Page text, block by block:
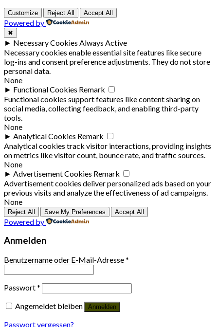
Customize Reject All Accept All
Powered by
✖
► Necessary Cookies Always Active
Necessary cookies enable essential site features like secure
log-ins and consent preference adjustments. They do not store
personal data.
None
► Functional Cookies Remark
Functional cookies support features like content sharing on
social media, collecting feedback, and enabling third-party
tools.
None
► Analytical Cookies Remark
Analytical cookies track visitor interactions, providing insights
on metrics like visitor count, bounce rate, and traffic sources.
None
► Advertisement Cookies Remark
Advertisement cookies deliver personalized ads based on your
previous visits and analyze the effectiveness of ad campaigns.
None
Reject All Save My Preferences Accept All
Powered by
Anmelden
Benutzername oder E-Mail-Adresse*
Passwort*
Angemeldet bleiben
Anmelden
Passwort vergessen?